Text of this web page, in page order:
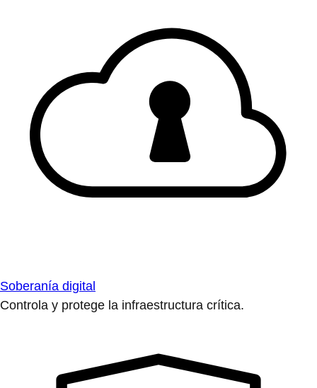
Soberanía digital
Controla y protege la infraestructura crítica.